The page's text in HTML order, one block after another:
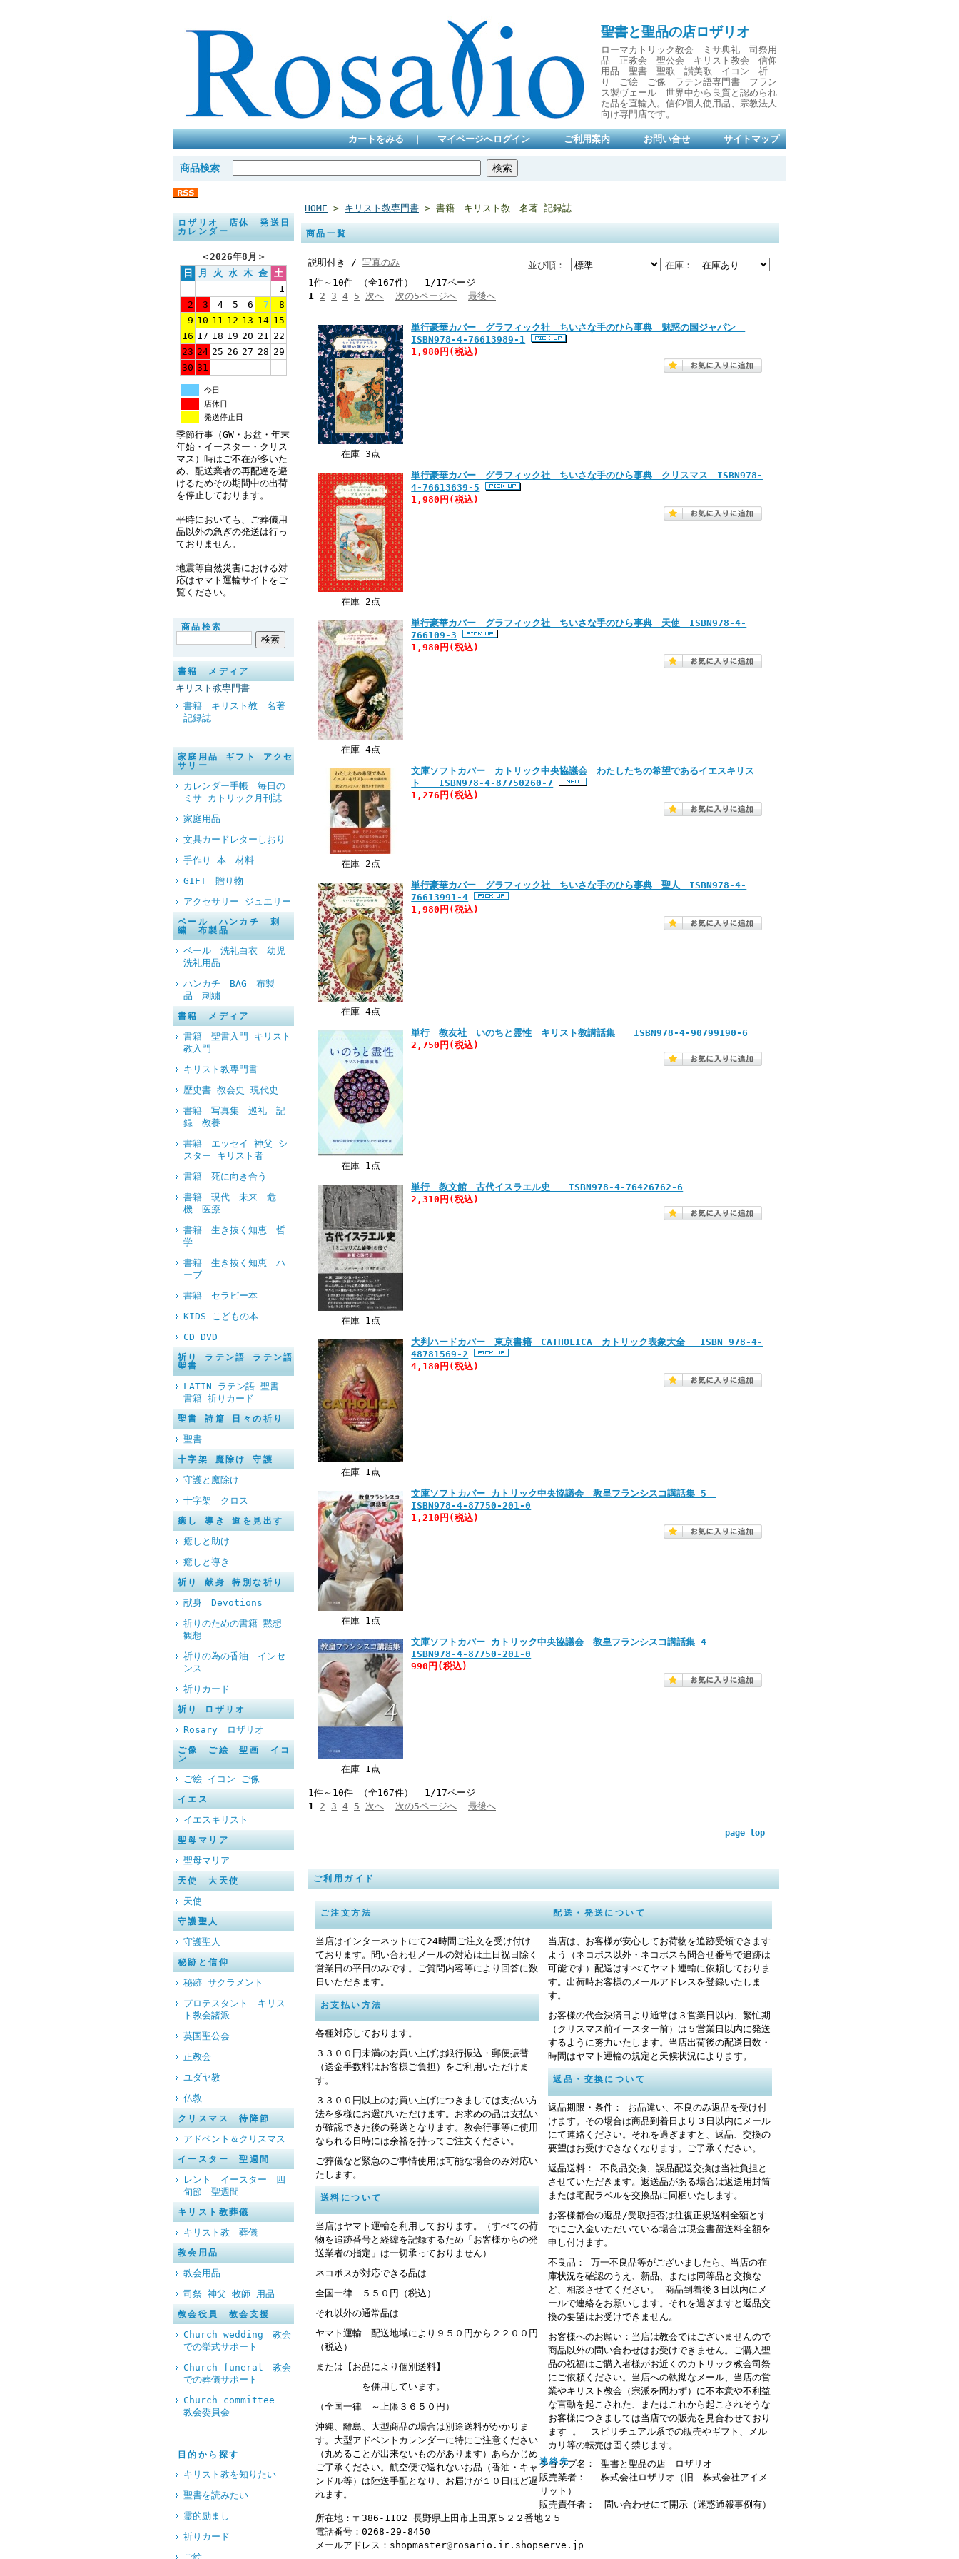
聖書と聖品の店ロザリオ
ローマカトリック教会 ミサ典礼 司祭用
品 正教会 聖公会 キリスト教会 信仰
用品 聖書 聖歌 讃美歌 イコン 祈
り ご絵 ご像 ラテン語専門書 フラン
ス製ヴェール 世界中から良質と認められ
た品を直輸入。信仰個人使用品、宗教法人
向け専門店です。
カートをみる ｜ マイページへログイン ｜ ご利用案内 ｜ お問い合せ ｜ サイトマップ
商品検索
ロザリオ 店休 発送日
カレンダー
＜2026年8月 ＞
日
月 火 水 木 金 土
1
2
3 4 5 6 7
8
9 10 11 12 13 14 15
16 17 18 19 20 21 22
23 24 25 26 27 28 29
30 31
今日
店休日
発送停止日
季節行事（GW・お盆・年末
年始・イースター・クリス
マス）時はご不在が多いた
め、配送業者の再配達を避
けるためその期間中の出荷
を停止しております。
平時においても、ご葬儀用
品以外の急ぎの発送は行っ
ておりません。
地震等自然災害における対
応はヤマト運輸サイトをご
覧ください。
商品検索
書籍 メディア
キリスト教専門書
書籍 キリスト教 名著
記録誌
家庭用品 ギフト アクセ
サリー
カレンダー手帳 毎日の
ミサ カトリック月刊誌
家庭用品
文具カードレターしおり
手作り 本 材料
GIFT 贈り物
アクセサリー ジュエリー
ベール ハンカチ 刺
繍 布製品
ベール 洗礼白衣 幼児
洗礼用品
ハンカチ BAG 布製
品 刺繍
書籍 メディア
書籍 聖書入門 キリスト
教入門
キリスト教専門書
歴史書 教会史 現代史
書籍 写真集 巡礼 記
録 教養
書籍 エッセイ 神父 シ
スター キリスト者
書籍 死に向き合う
書籍 現代 未来 危
機 医療
書籍 生き抜く知恵 哲
学
書籍 生き抜く知恵 ハ
ーブ
書籍 セラピー本
KIDS こどもの本
CD DVD
祈り ラテン語 ラテン語
聖書
LATIN ラテン語 聖書
書籍 祈りカード
聖書 詩篇 日々の祈り
聖書
十字架 魔除け 守護
守護と魔除け
十字架 クロス
癒し 導き 道を見出す
癒しと助け
癒しと導き
祈り 献身 特別な祈り
献身 Devotions
祈りのための書籍 黙想
観想
祈りの為の香油 インセ
ンス
祈りカード
祈り ロザリオ
Rosary ロザリオ
ご像 ご絵 聖画 イコ
ン
ご絵 イコン ご像
イエス
イエスキリスト
聖母マリア
聖母マリア
天使 大天使
天使
守護聖人
守護聖人
秘跡と信仰
秘跡 サクラメント
プロテスタント キリス
ト教会諸派
英国聖公会
正教会
ユダヤ教
仏教
クリスマス 待降節
アドベント＆クリスマス
イースター 聖週間
レント イースター 四
旬節 聖週間
キリスト教葬儀
キリスト教 葬儀
教会用品
教会用品
司祭 神父 牧師 用品
教会役員 教会支援
Church wedding 教会
での挙式サポート
Church funeral 教会
での葬儀サポート
Church committee
教会委員会
目的から探す
キリスト教を知りたい
聖書を読みたい
霊的励まし
祈りカード
HOME > キリスト教専門書 > 書籍 キリスト教 名著 記録誌
商品一覧
在庫：
並び順：
説明付き / 写真のみ
1件～10件 （全167件） 1/17ページ
1 2 3 4 5 次へ 次の5ページへ 最後へ
在庫 3点
単行豪華カバー グラフィック社 ちいさな手のひら事典 魅惑の国ジャパン
ISBN978-4-76613989-1
1,980円 (税込)
在庫 2点
単行豪華カバー グラフィック社 ちいさな手のひら事典 クリスマス ISBN978-
4-76613639-5
1,980円 (税込)
在庫 4点
単行豪華カバー グラフィック社 ちいさな手のひら事典 天使 ISBN978-4-
766109-3
1,980円 (税込)
在庫 2点
文庫ソフトカバー カトリック中央協議会 わたしたちの希望であるイエスキリス
ト ISBN978-4-87750260-7
1,276円 (税込)
在庫 4点
単行豪華カバー グラフィック社 ちいさな手のひら事典 聖人 ISBN978-4-
76613991-4
1,980円 (税込)
在庫 1点
単行 教友社 いのちと霊性 キリスト教講話集 ISBN978-4-90799190-6
2,750円 (税込)
在庫 1点
単行 教文館 古代イスラエル史 ISBN978-4-76426762-6
2,310円 (税込)
在庫 1点
大判ハードカバー 東京書籍 CATHOLICA カトリック表象大全 ISBN 978-4-
48781569-2
4,180円 (税込)
在庫 1点
文庫ソフトカバー カトリック中央協議会 教皇フランシスコ講話集 5
ISBN978-4-87750-201-0
1,210円 (税込)
在庫 1点
文庫ソフトカバー カトリック中央協議会 教皇フランシスコ講話集 4
ISBN978-4-87750-201-0
990円 (税込)
1件～10件 （全167件） 1/17ページ
1 2 3 4 5 次へ 次の5ページへ 最後へ
page top
ご利用ガイド
ご注文方法
当店はインターネットにて24時間ご注文を受け付け
ております。問い合わせメールの対応は土日祝日除く
営業日の平日のみです。ご質問内容等により回答に数
日いただきます。
お支払い方法
各種対応しております。
３３００円未満のお買い上げは銀行振込・郵便振替
（送金手数料はお客様ご負担）をご利用いただけま
す。
３３００円以上のお買い上げにつきましては支払い方
法を多様にお選びいただけます。お求めの品は支払い
が確認できた後の発送となります。教会行事等に使用
なられる日時には余裕を持ってご注文ください。
ご葬儀など緊急のご事情使用は可能な場合のみ対応い
たします。
送料について
当店はヤマト運輸を利用しております。（すべての荷
物を追跡番号と経緯を記録するため「お客様からの発
送業者の指定」は一切承っておりません）
ネコポスが対応できる品は
全国一律 ５５０円（税込）
それ以外の通常品は
ヤマト運輸 配送地域により９５０円から２２００円
（税込）
または【お品により個別送料】
を併用しています。
（全国一律 ～上限３６５０円）
沖縄、離島、大型商品の場合は別途送料がかかりま
す。大型アドベントカレンダーに特にご注意ください
（丸めることが出来ないものがあります）あらかじめ
ご了承ください。航空便で送れないお品（香油・キャ
ンドル等）は陸送手配となり、お届けが１０日ほど遅
れます。
配送・発送について
当店は、お客様が安心してお荷物を追跡受領できます
よう（ネコポス以外・ネコポスも問合せ番号で追跡は
可能です）配送はすべてヤマト運輸に依頼しておりま
す。出荷時お客様のメールアドレスを登録いたしま
す。
お客様の代金決済日より通常は３営業日以内、繁忙期
（クリスマス前イースター前）は５営業日以内に発送
するように努力いたします。当店出荷後の配送日数・
時間はヤマト運輸の規定と天候状況によります。
返品・交換について
返品期限・条件： お品違い、不良のみ返品を受け付
けます。その場合は商品到着日より３日以内にメール
にて連絡ください。それを過ぎますと、返品、交換の
要望はお受けできなくなります。ご了承ください。
返品送料： 不良品交換、誤品配送交換は当社負担と
させていただきます。返送品がある場合は返送用封筒
または宅配ラベルを交換品に同梱いたします。
お客様都合の返品/受取拒否は往復正規送料全額とす
でにご入金いただいている場合は現金書留送料全額を
申し付けます。
不良品： 万一不良品等がございましたら、当店の在
庫状況を確認のうえ、新品、または同等品と交換な
ど、相談させてください。 商品到着後３日以内にメ
ールで連絡をお願いします。それを過ぎますと返品交
換の要望はお受けできません。
お客様へのお願い：当店は教会ではございませんので
商品以外の問い合わせはお受けできません。ご購入聖
品の祝福はご購入者様がお近くのカトリック教会司祭
にご依頼ください。当店への執拗なメール、当店の営
業やキリスト教会（宗派を問わず）に不本意や不利益
な言動を起こされた、またはこれから起こされそうな
お客様につきましては当店での販売を見合わせており
ます 。 スピリチュアル系での販売やギフト、メル
カリ等の転売は固く禁じます。
連絡先
ショップ名： 聖書と聖品の店 ロザリオ
販売業者： 株式会社ロザリオ（旧 株式会社アイメ
リット）
販売責任者： 問い合わせにて開示（迷惑通報事例有）
所在地：〒386-1102 長野県上田市上田原５２２番地２５
電話番号：0268-29-8450
メールアドレス：shopmaster@rosario.ir.shopserve.jp